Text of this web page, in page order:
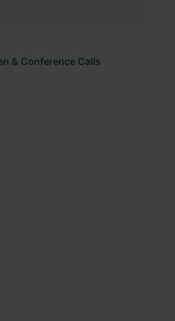
& Conference Calls